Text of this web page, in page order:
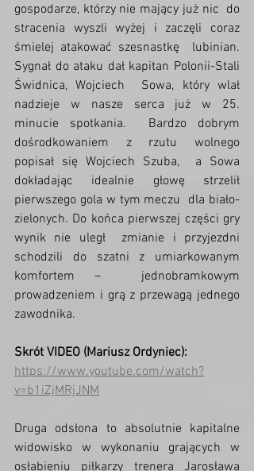
gospodarze, którzy nie mający już nic  do
stracenia wyszli wyżej i zaczęli coraz
śmielej atakować szesnastkę  lubinian.
Sygnał do ataku dał kapitan Polonii-Stali
Świdnica, Wojciech  Sowa, który wlał
nadzieje w nasze serca już w 25.
minucie spotkania.  Bardzo dobrym
dośrodkowaniem z rzutu wolnego
popisał się Wojciech Szuba,  a Sowa
dokładając idealnie głowę strzelił
pierwszego gola w tym meczu  dla biało-
zielonych. Do końca pierwszej części gry
wynik nie uległ  zmianie i przyjezdni
schodzili do szatni z umiarkowanym
komfortem –  jednobramkowym
prowadzeniem i grą z przewagą jednego
zawodnika.
Skrót VIDEO (Mariusz Ordyniec):
https://www.youtube.com/watch?
v=b1iZjMRjJNM
Druga odsłona to absolutnie kapitalne
widowisko w wykonaniu grających w
osłabieniu piłkarzy trenera Jarosława